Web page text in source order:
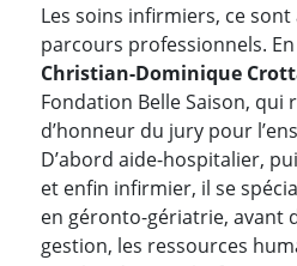
Les soins infirmiers, ce
parcours professionnels.
Christian-Dominique
Fondation Belle Saison, qui
d’honneur du jury pour
D’abord aide-hospitalier,
et enfin infirmier, il se
en géronto-gériatrie, avant
gestion, les ressources